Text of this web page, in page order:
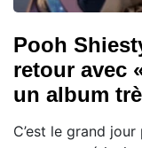
Pooh
retour avec
un album
C’est le grand